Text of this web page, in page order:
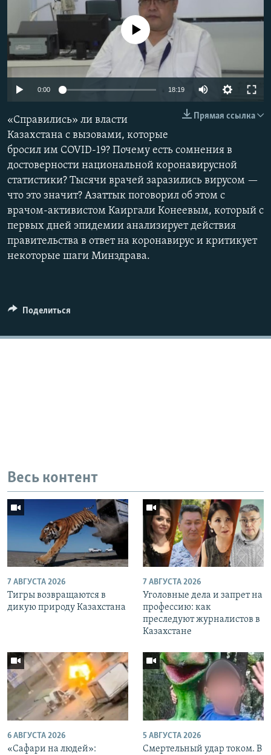
720p 1080p
No media source currently available
0:00 18:19
480p
720p
1080p
Прямая ссылка
«Справились» ли власти
Казахстана с вызовами, которые
бросил им COVID-19? Почему есть сомнения в
достоверности национальной коронавирусной
статистики? Тысячи врачей заразились вирусом —
что это значит? Азаттык поговорил об этом с
врачом-активистом Каиргали Конеевым, который с
первых дней эпидемии анализирует действия
правительства в ответ на коронавирус и критикует
некоторые шаги Минздрава.
Поделиться
Весь контент
7 АВГУСТА 2026
Тигры возвращаются в
дикую природу Казахстана
7 АВГУСТА 2026
Уголовные дела и запрет на
профессию: как
преследуют журналистов в
Казахстане
6 АВГУСТА 2026
«Cафари на людей»:
5 АВГУСТА 2026
Смертельный удар током. В